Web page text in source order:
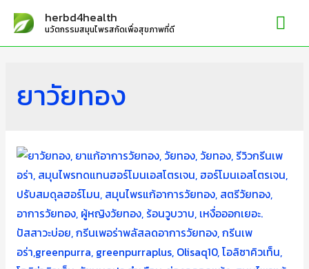
herbd4health
นวัตกรรมสมุนไพรสกัดเพื่อสุขภาพที่ดี
ยาวัยทอง